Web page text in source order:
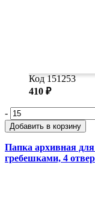
Код 151253
410 ₽
-
Добавить в корзину
Папка архивная
гребешками, 4